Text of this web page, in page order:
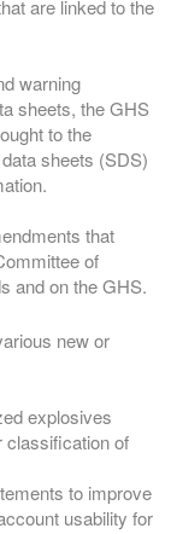
are linked to the
warning
sheets, the GHS
to the
sheets (SDS)
that
of
and on the GHS.
new or
explosives
classification of
to improve
usability for